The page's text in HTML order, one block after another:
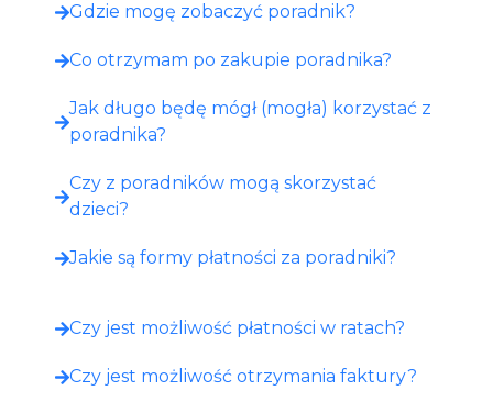
Gdzie mogę zobaczyć poradnik?​
Co otrzymam po zakupie poradnika?​
Jak długo będę mógł (mogła) korzystać z
poradnika?
Czy z poradników mogą skorzystać
dzieci?
Jakie są formy płatności za poradniki?
Czy jest możliwość płatności w ratach?
Czy jest możliwość otrzymania faktury?